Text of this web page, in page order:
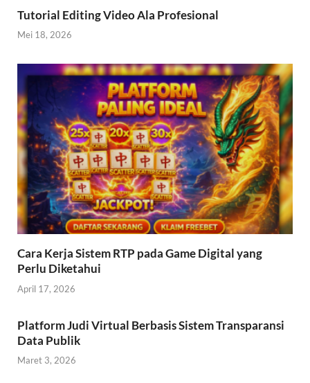
Tutorial Editing Video Ala Profesional
Mei 18, 2026
Cara Kerja Sistem RTP pada Game Digital yang
Perlu Diketahui
April 17, 2026
Platform Judi Virtual Berbasis Sistem Transparansi
Data Publik
Maret 3, 2026